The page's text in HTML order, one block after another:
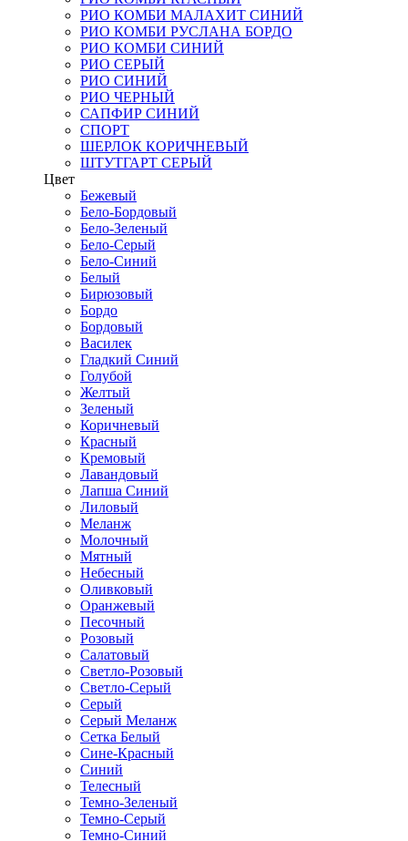
РИО КОМБИ МАЛАХИТ СИНИЙ
РИО КОМБИ РУСЛАНА БОРДО
РИО КОМБИ СИНИЙ
РИО СЕРЫЙ
РИО СИНИЙ
РИО ЧЕРНЫЙ
САПФИР СИНИЙ
СПОРТ
ШЕРЛОК КОРИЧНЕВЫЙ
ШТУТГАРТ СЕРЫЙ
Цвет
Бежевый
Бело-Бордовый
Бело-Зеленый
Бело-Серый
Бело-Синий
Белый
Бирюзовый
Бордо
Бордовый
Василек
Гладкий Синий
Голубой
Желтый
Зеленый
Коричневый
Красный
Кремовый
Лавандовый
Лапша Синий
Лиловый
Меланж
Молочный
Мятный
Небесный
Оливковый
Оранжевый
Песочный
Розовый
Салатовый
Светло-Розовый
Светло-Серый
Серый
Серый Меланж
Сетка Белый
Сине-Красный
Синий
Телесный
Темно-Зеленый
Темно-Серый
Темно-Синий